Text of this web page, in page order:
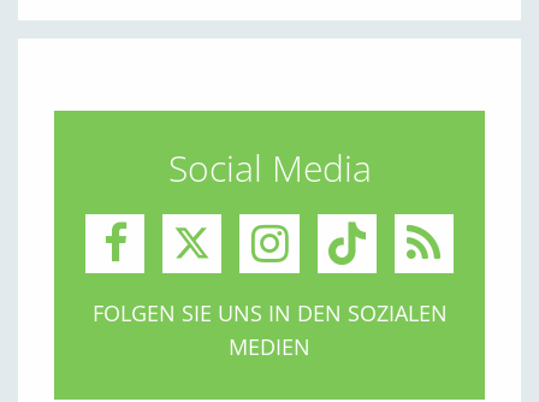
Social Media
FOLGEN SIE UNS IN DEN SOZIALEN
MEDIEN